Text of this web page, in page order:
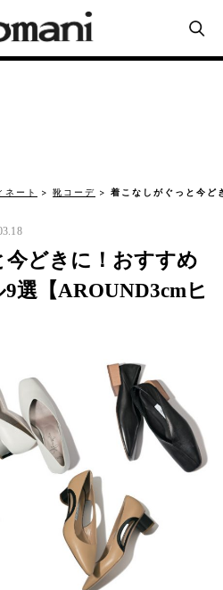
ネート 靴コーデ 着こなしがぐっと今
どきに！おすすめ
選【AROUND3cmヒ